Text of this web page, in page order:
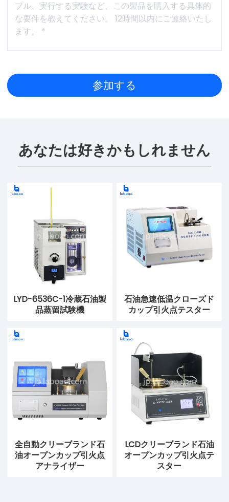
あなたは好きかもしれません
LYD-6536C-1冷蔵石油製
品蒸留試験機
石油急速低温クローズド
カップ引火点テスター
全自動クリーブランド石
油オープンカップ引火点
アナライザー
LCDクリーブランド石油
オープンカップ引火点テ
スター